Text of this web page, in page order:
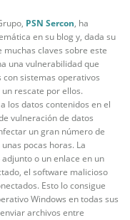
PSN Sercon, ha
en su blog y, dada su
claves sobre este
una vulnerabilidad que
sistemas operativos
rescate por ellos.
los datos contenidos en el
vulneración de datos
un gran número de
pocas horas. La
o un enlace en un
el software malicioso
Esto lo consigue
Windows en todas sus
archivos entre